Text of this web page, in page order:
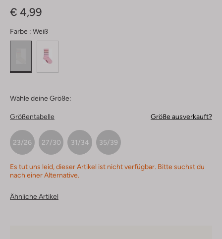
€ 4,99
Farbe : Weiß
Wähle deine Größe:
Größentabelle Größe ausverkauft?
23/26 27/30 31/34 35/39
Es tut uns leid, dieser Artikel ist nicht verfügbar. Bitte suchst du
nach einer Alternative.
Ähnliche Artikel